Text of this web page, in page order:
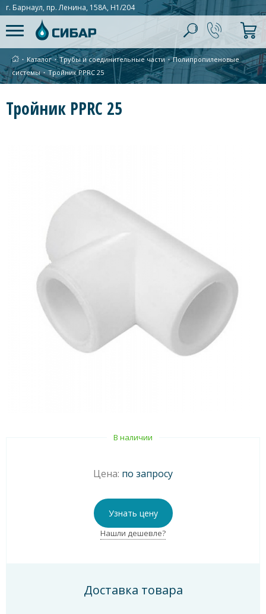
г. Барнаул, пр. Ленина, 158А, Н1/204
∙ Каталог ∙Трубы и соединительные части ∙Полипропиленовые
системы ∙Тройник PPRC 25
Тройник PPRC 25
В наличии
Цена: по запросу
Узнать цену
Нашли дешевле?
Доставка товара